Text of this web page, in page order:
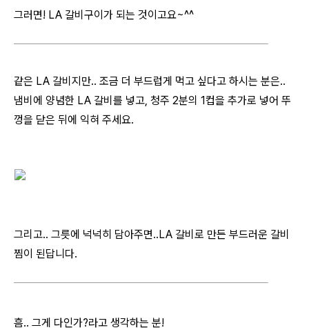
그러면! LA 갈비구이가 되는 것이고요~^^
같은 LA 갈비지만.. 조금 더 부드럽게 먹고 싶다고 하시는 분은..
냄비에 양념한 LA 갈비를 넣고, 청주 2분의 1컵을 추가로 넣어 뚜
껑을 닫은 뒤에 익혀 주세요.
그리고.. 그릇에 넉넉히 담아주면..LA 갈비로 만든 부드러운 갈비
찜이 된답니다.
흠.. 그게 다인가?라고 생각하는 분!